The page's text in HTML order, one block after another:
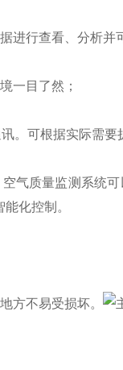
进行查看、分析并
一目了然；
。可根据实际需要
气质量监测系统
化控制。
方不易受损坏。